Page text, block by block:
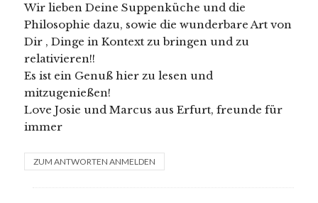
Wir lieben Deine Suppenküche und die
Philosophie dazu, sowie die wunderbare Art von
Dir , Dinge in Kontext zu bringen und zu
relativieren!!
Es ist ein Genuß hier zu lesen und
mitzugenießen!
Love Josie und Marcus aus Erfurt, freunde für
immer
ZUM ANTWORTEN ANMELDEN